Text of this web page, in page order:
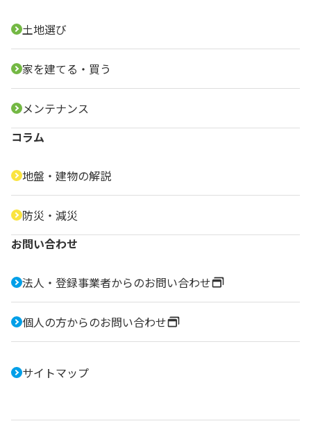
土地選び
家を建てる・買う
メンテナンス
コラム
地盤・建物の解説
防災・減災
お問い合わせ
法人・登録事業者からのお問い合わせ
個人の方からのお問い合わせ
サイトマップ